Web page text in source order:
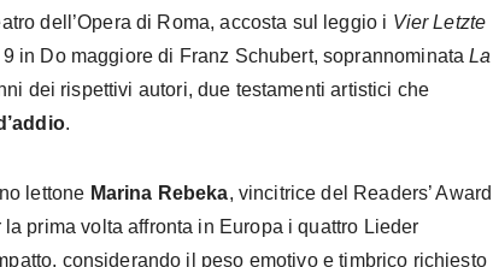
dell’Opera di Roma, accosta sul leggio i Vier Letzte
in Do maggiore di Franz Schubert, soprannominataLa
dei rispettivi autori, due testamenti artistici che
.
lettone Marina Rebeka, vincitrice del Readers’ Award
prima volta affronta in Europa i quattro Lieder
considerando il peso emotivo e timbrico richiesto